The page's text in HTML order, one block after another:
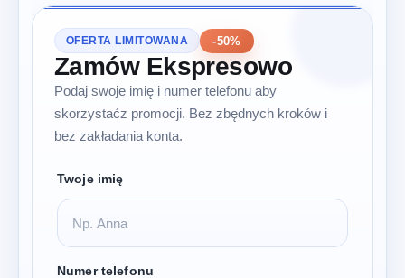
OFERTA LIMITOWANA -50%
Zamów Ekspresowo
Podaj swoje imię i numer telefonu aby
skorzystaćz promocji. Bez zbędnych kroków i
bez zakładania konta.
Twoje imię
Numer telefonu